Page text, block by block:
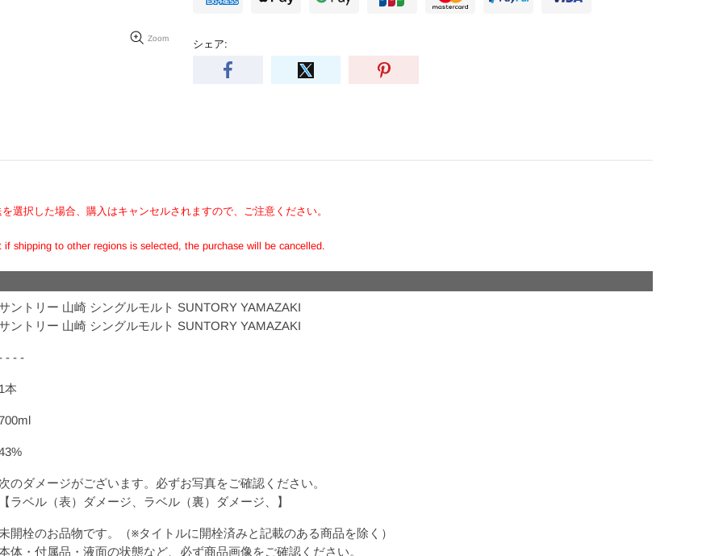
Zoom シェア:
選択した場合、購入はキャンセルされますので、ご注意ください。
shipping to other regions is selected, the purchase will be cancelled.
ントリー 山崎 シングルモルト SUNTORY YAMAZAKI
ントリー 山崎 シングルモルト SUNTORY YAMAZAKI
- - -
本
のダメージがございます。必ずお写真をご確認ください。
ラベル（表）ダメージ、ラベル（裏）ダメージ、】
開栓のお品物です。（※タイトルに開栓済みと記載のある商品を除く）
体・付属品・液面の状態など、必ず商品画像をご確認ください。